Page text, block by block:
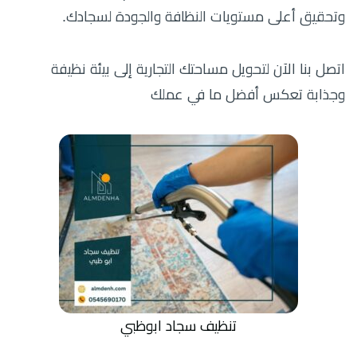
وتحقيق أعلى مستويات النظافة والجودة لسجادك.
اتصل بنا الآن لتحويل مساحتك التجارية إلى بيئة نظيفة
وجذابة تعكس أفضل ما في عملك
تنظيف سجاد ابوظبي